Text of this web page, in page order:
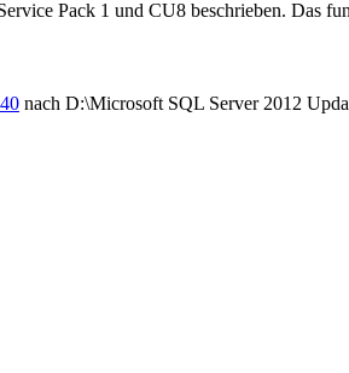
Pack 1 und CU8 beschrieben. Das
nach D:\Microsoft SQL Server 2012